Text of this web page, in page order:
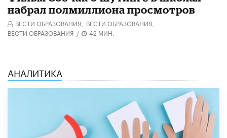
набрал полмиллиона просмотров
ВЕСТИ ОБРАЗОВАНИЯ, ВЕСТИ ОБРАЗОВАНИЯ,
ВЕСТИ ОБРАЗОВАНИЯ / 42 МИН.
АНАЛИТИКА